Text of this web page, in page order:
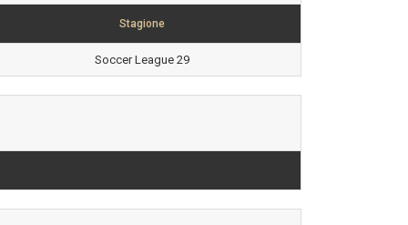
Stagione
Soccer League 29